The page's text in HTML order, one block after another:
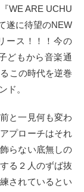
WE ARE UCHU
遂に待望のNEW
ース！！！今の
どもから音楽通
この時代を逆巻
ド。
と一見何も変わ
プローチはそれ
らない底無しの
る２人のずば抜
されているとい